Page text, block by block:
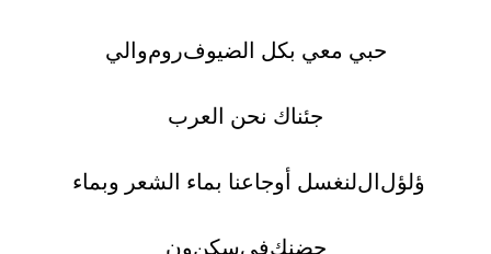
واليوم رحبي معي بكل الضيوف
جئناك نحن العرب
لنغسل أوجاعنا بماء الشعر وبماءاللؤلؤ
ونسكنفيحضنك